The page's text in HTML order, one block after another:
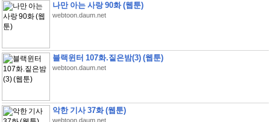
나만 아는 사랑 90화 (웹툰)
webtoon.daum.net
블랙윈터 107화.짙은밤(3) (웹툰)
webtoon.daum.net
악한 기사 37화 (웹툰)
webtoon.daum.net